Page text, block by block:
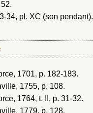
34, pl. XC (son pendant).
1701, p. 182-183.
1755, p. 108.
1764, t. II, p. 31-32.
1779, p. 128.